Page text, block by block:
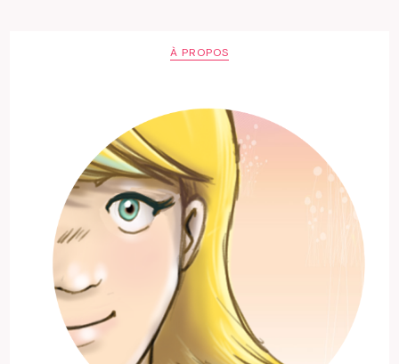
À PROPOS